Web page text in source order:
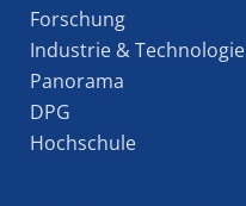
Forschung
Industrie & Technologie
Panorama
DPG
Hochschule